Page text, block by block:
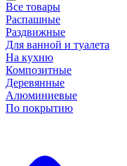
Все товары
Распашные
Раздвижные
Для ванной и туалета
На кухню
Композитные
Деревянные
Алюминиевые
По покрытию